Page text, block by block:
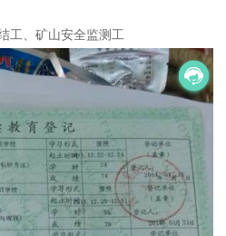
工、矿山安全监测工